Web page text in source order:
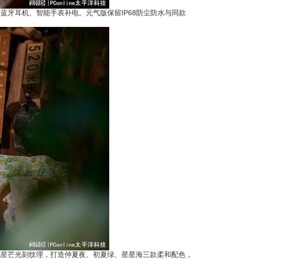
耳机、智能手表补电。元气版保留IP68防尘防水与同款
光刻纹理，打造仲夏夜、初夏绿、星星海三款柔和配色，